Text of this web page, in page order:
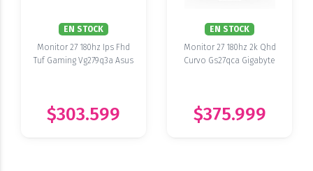
EN STOCK
Monitor 27 180hz Ips Fhd
Tuf Gaming Vg279q3a Asus
$303.599
EN STOCK
Monitor 27 180hz 2k Qhd
Curvo Gs27qca Gigabyte
$375.999